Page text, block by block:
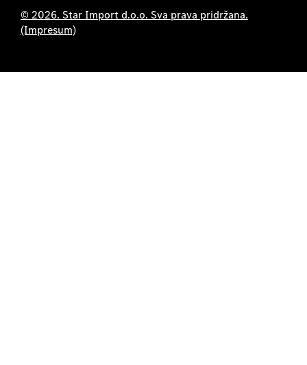
© 2026. Star Import d.o.o. Sva prava pridržana.
(Impresum)